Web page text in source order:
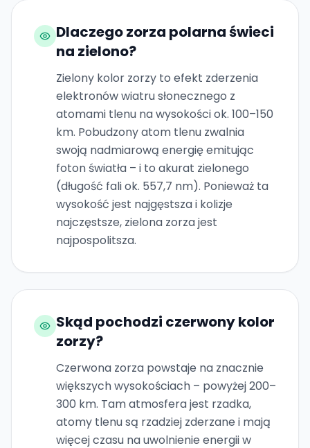
Dlaczego zorza polarna świeci
na zielono?
Zielony kolor zorzy to efekt zderzenia
elektronów wiatru słonecznego z
atomami tlenu na wysokości ok. 100–150
km. Pobudzony atom tlenu zwalnia
swoją nadmiarową energię emitując
foton światła – i to akurat zielonego
(długość fali ok. 557,7 nm). Ponieważ ta
wysokość jest najgęstsza i kolizje
najczęstsze, zielona zorza jest
najpospolitsza.
Skąd pochodzi czerwony kolor
zorzy?
Czerwona zorza powstaje na znacznie
większych wysokościach – powyżej 200–
300 km. Tam atmosfera jest rzadka,
atomy tlenu są rzadziej zderzane i mają
więcej czasu na uwolnienie energii w